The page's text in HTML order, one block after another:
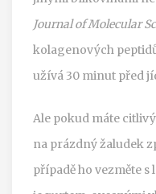
Journal of Molecular
kolagenových
užívá 30 minut před
Ale pokud máte
na prázdný žaludek
případě ho vezměte